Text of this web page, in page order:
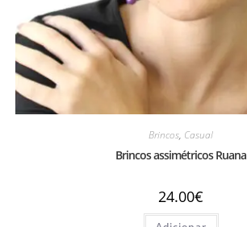
Brincos, Casual
Brincos assimétricos Ruana
24.00€